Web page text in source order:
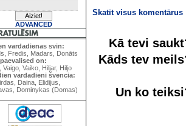
ADVANCED
vardadienas svin:
Fredis, Madars, Donāts
on:
Vaigo, Vaiko, Hiljar, Hiljo
vardadieni švencia:
Daina, Elidijus,
Dominykas (Domas)
Skatīt visus komentārus
Kā tevi
Kāds tev
Un ko